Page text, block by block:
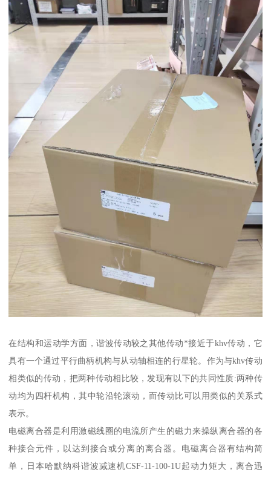
在结构和运动学方面，谐波传动较之其他传动*接近于khv传动，它
具有一个通过平行曲柄机构与从动轴相连的行星轮。作为与khv传动
相类似的传动，把两种传动相比较，发现有以下的共同性质:两种传
动均为四杆机构，其中轮沿轮滚动，而传动比可以用类似的关系式
表示。
电磁离合器是利用激磁线圈的电流所产生的磁力来操纵离合器的各
种接合元件，以达到接合或分离的离合器。电磁离合器有结构简
单，日本哈默纳科谐波减速机CSF-11-100-1U起动力矩大，离合迅